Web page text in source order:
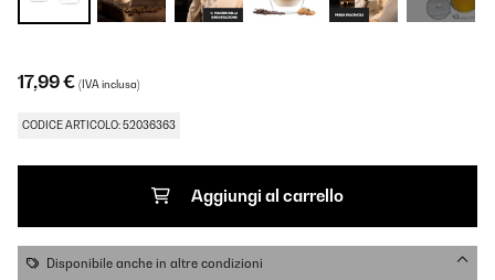
17,99 € (IVA inclusa)
CODICE ARTICOLO: 52036363
Aggiungi al carrello
Disponibile anche in altre condizioni